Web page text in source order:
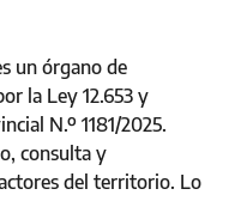
un órgano de
la Ley 12.653 y
N.º 1181/2025.
consulta y
del territorio. Lo